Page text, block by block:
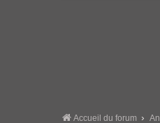
Accueil du forum